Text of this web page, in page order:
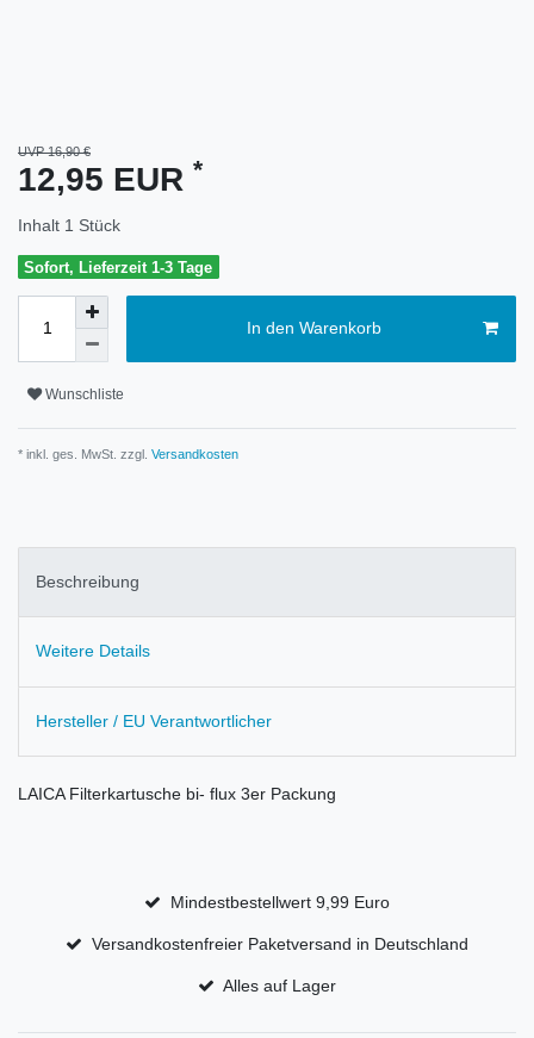
UVP 16,90 €
12,95 EUR *
Inhalt 1 Stück
Sofort, Lieferzeit 1-3 Tage
In den Warenkorb
Wunschliste
* inkl. ges. MwSt. zzgl. Versandkosten
Beschreibung
Weitere Details
Hersteller / EU Verantwortlicher
LAICA Filterkartusche bi- flux 3er Packung
Mindestbestellwert 9,99 Euro
Versandkostenfreier Paketversand in Deutschland
Alles auf Lager